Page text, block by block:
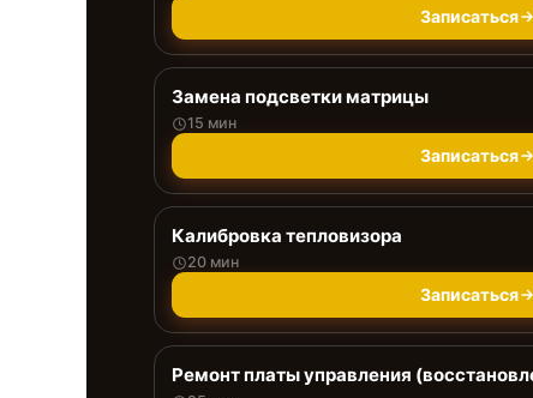
Записаться
Замена подсветки матрицы
15 мин
Записаться
Калибровка тепловизора
20 мин
Записаться
Ремонт платы управления